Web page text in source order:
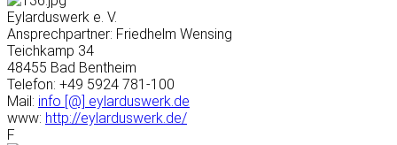
Eylarduswerk e. V.
Ansprechpartner: Friedhelm Wensing
Teichkamp 34
48455 Bad Bentheim
Telefon: +49 5924 781-100
Mail: info [@] eylarduswerk.de
www: http://eylarduswerk.de/
F